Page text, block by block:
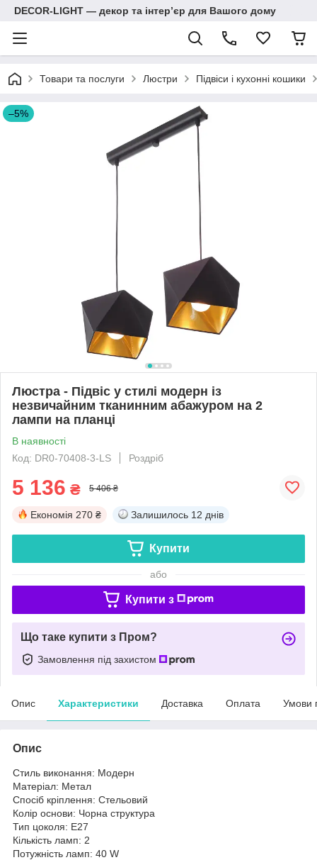
DECOR-LIGHT — декор та інтерʼєр для Вашого дому
Товари та послуги Люстри Підвіси і кухонні кошики
–5%
Люстра - Підвіс у стилі модерн із
незвичайним тканинним абажуром на 2
лампи на планці
В наявності
Код: DR0-70408-3-LS
Роздріб
5 136 ₴ 5 406 ₴
Економія 270 ₴ Залишилось 12 днів
Купити
або
Купити з
Що таке купити з Пром?
Замовлення під захистом
Опис Характеристики Доставка Оплата Умови
Опис
Стиль виконання: Модерн
Матеріал: Метал
Спосіб кріплення: Стельовий
Колір основи: Чорна структура
Тип цоколя: E27
Кількість ламп: 2
Потужність ламп: 40 W